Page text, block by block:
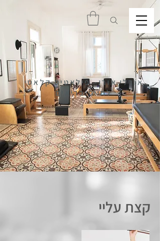
אורלי אורן- פילאטיס קלאסי
לחיים בריאים
קצת עליי